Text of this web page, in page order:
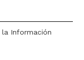
Información